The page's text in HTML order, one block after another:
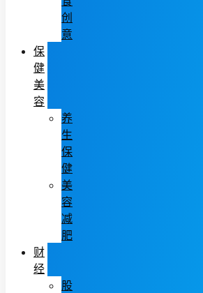
创
意
保
健
美
容
养
生
保
健
美
容
减
肥
财
经
股